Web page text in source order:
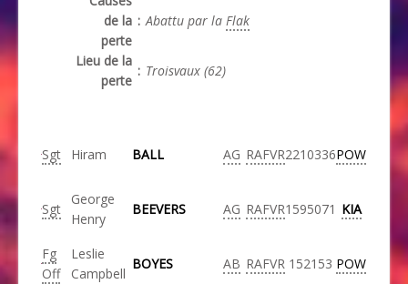
de la
perte
: Abattu par la Flak
Lieu de la
perte
: Troisvaux (62)
Sgt Hiram BALL AG RAFVR2210336POW
Sgt
George
Henry
BEEVERS AG RAFVR1595071 KIA
Fg
Off
Leslie
Campbell
BOYES AB RAFVR 152153 POW